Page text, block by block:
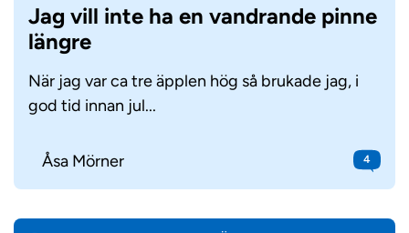
Jag vill inte ha en vandrande pinne
längre
När jag var ca tre äpplen hög så brukade jag, i
god tid innan jul...
Åsa Mörner 4